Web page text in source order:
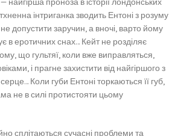
інтриганка зводить Ентоні з розуму
допустити заручин, а вночі, варто йому
в еротичних снах… Кейт не розділяє
що гультяї, коли вже виправляться,
і прагне захистити від найгіршого з
Коли губи Ентоні торкаються її губ,
не в силі протистояти цьому
сплітаються сучасні проблеми та